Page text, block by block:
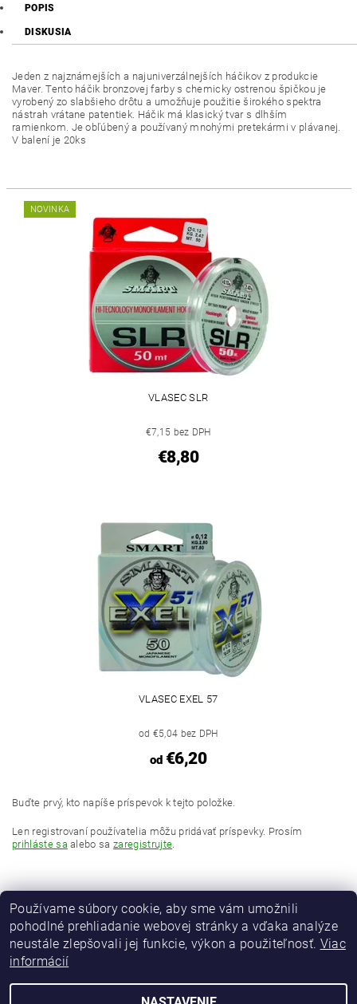
POPIS
DISKUSIA
Jeden z najznámejších a najuniverzálnejších háčikov z produkcie
Maver. Tento háčik bronzovej farby s chemicky ostrenou špičkou je
vyrobený zo slabšieho drôtu a umožňuje použitie širokého spektra
nástrah vrátane patentiek. Háčik má klasický tvar s dlhším
ramienkom. Je obľúbený a používaný mnohými pretekármi v plávanej.
V balení je 20ks
NOVINKA
VLASEC SLR
€7,15 bez DPH
€8,80
VLASEC EXEL 57
od €5,04 bez DPH
od€6,20
Buďte prvý, kto napíše príspevok k tejto položke.
Len registrovaní používatelia môžu pridávať príspevky. Prosím
prihláste sa alebo sazaregistrujte.
Používame súbory cookie, aby sme vám umožnili
pohodlné prehliadanie webovej stránky a vďaka analýze
neustále zlepšovali jej funkcie, výkon a použiteľnosť. Viac
informácií